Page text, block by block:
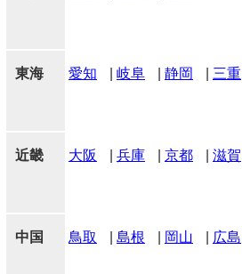
東海 愛知 岐阜 静岡 三重
近畿 大阪 兵庫 京都 滋賀
中国 鳥取 島根 岡山 広島